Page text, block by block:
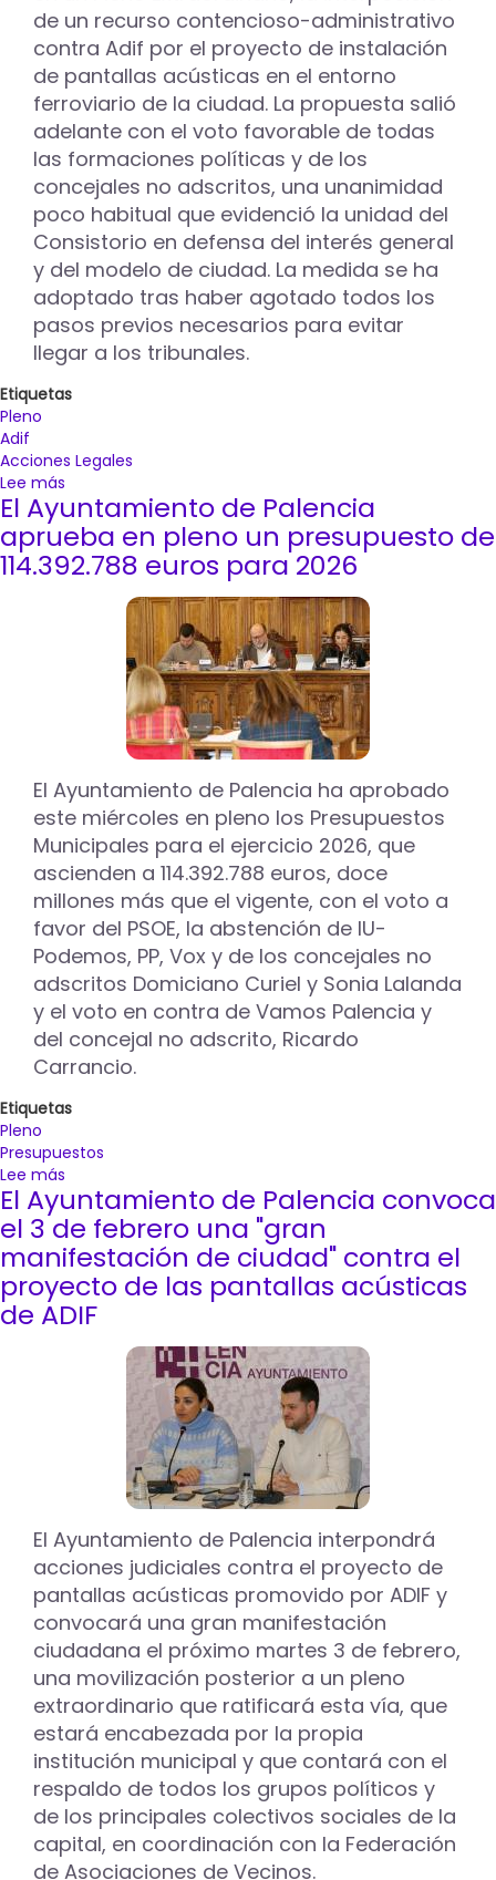
varias
facturas
pendientes
de
pago
de un recurso contencioso-administrativo
contra Adif por el proyecto de instalación
de pantallas acústicas en el entorno
ferroviario de la ciudad. La propuesta salió
adelante con el voto favorable de todas
las formaciones políticas y de los
concejales no adscritos, una unanimidad
poco habitual que evidenció la unidad del
Consistorio en defensa del interés general
y del modelo de ciudad. La medida se ha
adoptado tras haber agotado todos los
pasos previos necesarios para evitar
llegar a los tribunales.
Etiquetas
Pleno
Adif
Acciones Legales
Lee más
El
Ayuntamiento
de
Palencia
unanimidad
tribunales
por
el
proyecto
de
las
pantallas
acústicas
El Ayuntamiento de Palencia
aprueba en pleno un presupuesto de
114.392.788 euros para 2026
El Ayuntamiento de Palencia ha aprobado
este miércoles en pleno los Presupuestos
Municipales para el ejercicio 2026, que
ascienden a 114.392.788 euros, doce
millones más que el vigente, con el voto a
favor del PSOE, la abstención de IU-
Podemos, PP, Vox y de los concejales no
adscritos Domiciano Curiel y Sonia Lalanda
y el voto en contra de Vamos Palencia y
del concejal no adscrito, Ricardo
Carrancio.
Etiquetas
Pleno
Presupuestos
Lee más
El
Ayuntamiento
de
Palencia
aprueba
en
pleno
presupuesto
114.392.788
El Ayuntamiento de Palencia convoca
el 3 de febrero una "gran
manifestación de ciudad" contra el
proyecto de las pantallas acústicas
de ADIF
El Ayuntamiento de Palencia interpondrá
acciones judiciales contra el proyecto de
pantallas acústicas promovido por ADIF y
convocará una gran manifestación
ciudadana el próximo martes 3 de febrero,
una movilización posterior a un pleno
extraordinario que ratificará esta vía, que
estará encabezada por la propia
institución municipal y que contará con el
respaldo de todos los grupos políticos y
de los principales colectivos sociales de la
capital, en coordinación con la Federación
de Asociaciones de Vecinos.